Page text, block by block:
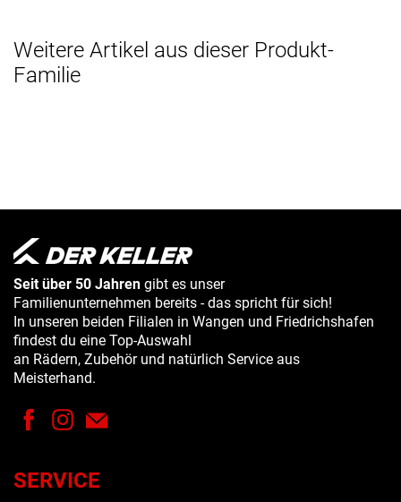
Weitere Artikel aus dieser Produkt-
Familie
Seit über 50 Jahren gibt es unser
Familienunternehmen bereits - das spricht für sich!
In unseren beiden Filialen in Wangen und Friedrichshafen
findest du eine Top-Auswahl
an Rädern, Zubehör und natürlich Service aus
Meisterhand.
SERVICE